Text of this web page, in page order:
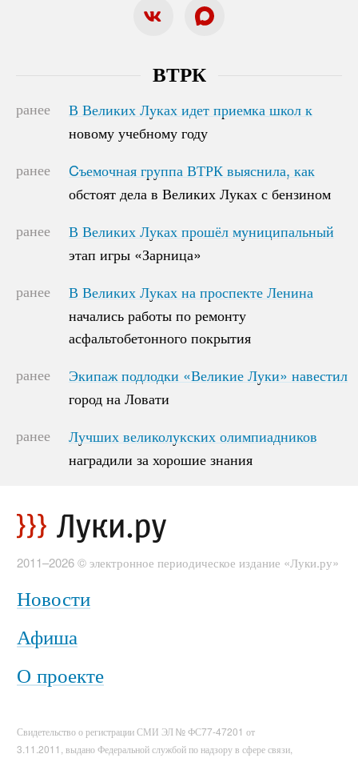
ВТРК
ранее
В Великих Луках идет приемка школ к
новому учебному году
В Великих Луках идет приемка школ к
новому учебному году
ранее
Cъемочная группа ВТРК выяснила, как
обстоят дела в Великих Луках с бензином
Cъемочная группа ВТРК выяснила, как
обстоят дела в Великих Луках с бензином
ранее
В Великих Луках прошёл муниципальный
этап игры «Зарница»
В Великих Луках прошёл муниципальный
этап игры «Зарница»
ранее
В Великих Луках на проспекте Ленина
начались работы по ремонту
асфальтобетонного покрытия
В Великих Луках на проспекте Ленина
начались работы по ремонту
асфальтобетонного покрытия
ранее
Экипаж подлодки «Великие Луки» навестил
город на Ловати
Экипаж подлодки «Великие Луки» навестил
город на Ловати
ранее
Лучших великолукских олимпиадников
наградили за хорошие знания
Лучших великолукских олимпиадников
наградили за хорошие знания
2011–2026 © электронное периодическое издание «Луки.ру»
Новости
Афиша
О проекте
Свидетельство о регистрации СМИ ЭЛ № ФС77-47201 от
3.11.2011, выдано Федеральной службой по надзору в сфере связи,